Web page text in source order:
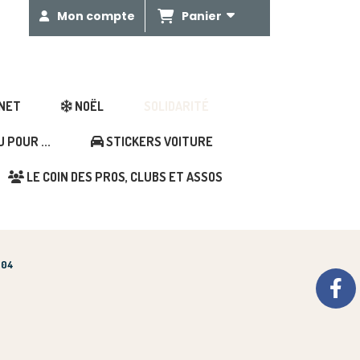
Mon compte Panier
NOËL
POUR ... STICKERS VOITURE
LE COIN DES PROS, CLUBS ET ASSOS
04